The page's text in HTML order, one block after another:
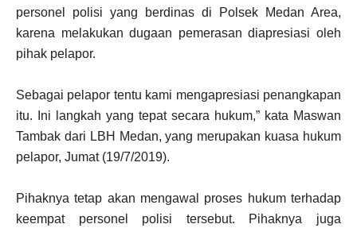
personel polisi yang berdinas di Polsek Medan Area,
karena melakukan dugaan pemerasan diapresiasi oleh
pihak pelapor.
Sebagai pelapor tentu kami mengapresiasi penangkapan
itu. Ini langkah yang tepat secara hukum,” kata Maswan
Tambak dari LBH Medan, yang merupakan kuasa hukum
pelapor, Jumat (19/7/2019).
Pihaknya tetap akan mengawal proses hukum terhadap
keempat personel polisi tersebut. Pihaknya juga